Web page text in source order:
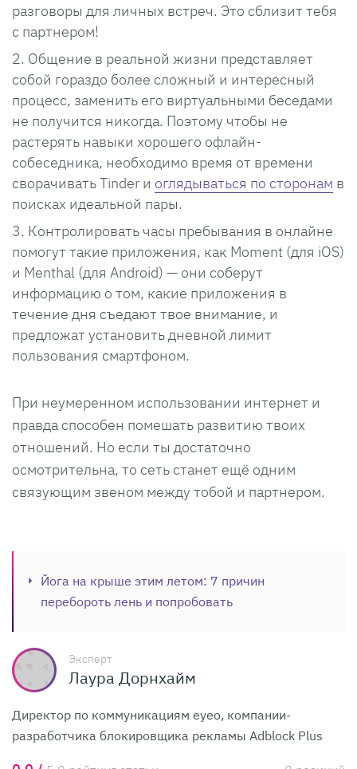
разговоры для личных встреч. Это сблизит тебя
с партнером!
Общение в реальной жизни представляет
собой гораздо более сложный и интересный
процесс, заменить его виртуальными беседами
не получится никогда. Поэтому чтобы не
растерять навыки хорошего офлайн-
собеседника, необходимо время от времени
сворачивать Tinder и оглядываться по сторонам в
поисках идеальной пары.
Контролировать часы пребывания в онлайне
помогут такие приложения, как Moment (для iOS)
и Menthal (для Android) — они соберут
информацию о том, какие приложения в
течение дня съедают твое внимание, и
предложат установить дневной лимит
пользования смартфоном.
При неумеренном использовании интернет и
правда способен помешать развитию твоих
отношений. Но если ты достаточно
осмотрительна, то сеть станет ещё одним
связующим звеном между тобой и партнером.
Йога на крыше этим летом: 7 причин
перебороть лень и попробовать
Эксперт
Лаура Дорнхайм
Директор по коммуникациям eyeo, компании-
разработчика блокировщика рекламы Adblock Plus